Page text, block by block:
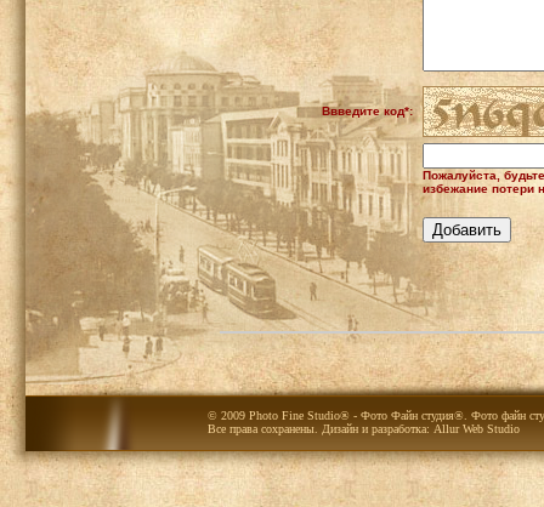
Ввведите код*:
Пожалуйста,
избежание потери
© 2009 Photo Fine Studio® - Фото Файн студия®. Фото файн
Все права сохранены. Дизайн и разработка: Allur Web Studio